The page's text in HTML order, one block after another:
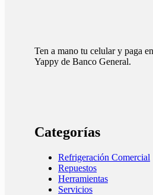
Ten a mano tu celular y paga
Yappy de Banco General.
Categorías
Refrigeración Comercial
Repuestos
Herramientas
Servicios